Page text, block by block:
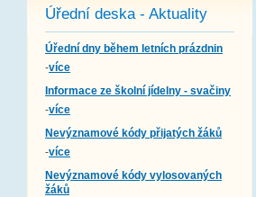
Úřední deska - Aktuality
Úřední dny během letních prázdnin
-více
Informace ze školní jídelny - svačiny
-více
Nevýznamové kódy přijatých žáků
-více
Nevýznamové kódy vylosovaných
žáků